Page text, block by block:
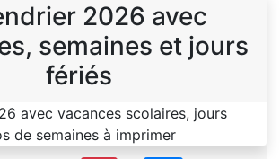
2026 avec
semaines et jours
fériés